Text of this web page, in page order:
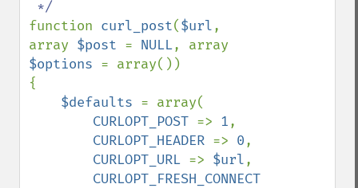
function curl_post($url,
array $post = NULL
$options = array())
{
$defaults = array(
CURLOPT_POST => 1,
CURLOPT_HEADER => 0,
CURLOPT_URL => $url,